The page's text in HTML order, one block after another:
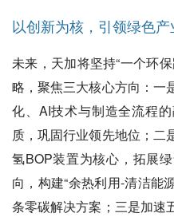
以创新为核，引领绿色
未来，天加将坚持“一个环
略，聚焦三大核心方向：一
化、AI技术与制造全流程
质，巩固行业领先地位；二
氢BOP装置为核心，拓展
向，构建“余热利用-清洁能
条零碳解决方案；三是加速